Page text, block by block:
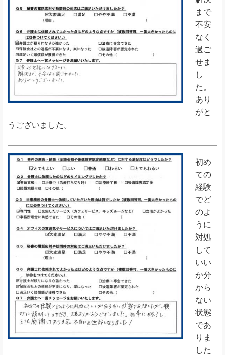
まで
不安
なく
過ご
せま
し
た。
あり
がと
うございました。
初め
ての
経験
でど
のよ
うに
対処
して
いい
か分
から
ない
状態
であ
りま
した